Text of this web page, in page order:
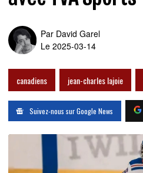
Par David Garel
Le 2025-03-14
canadiens jean-charles lajoie
Suivez-nous sur Google News